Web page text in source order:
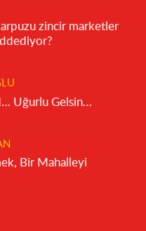
zincir marketler
HAYIRLI OLSUN… Uğurlu Gelsin…
Bir Mahalleyi